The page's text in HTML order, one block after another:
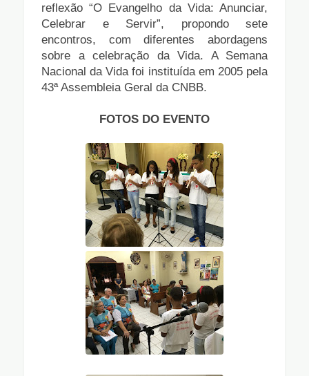
reflexão “O Evangelho da Vida: Anunciar,
Celebrar e Servir”, propondo sete
encontros, com diferentes abordagens
sobre a celebração da Vida. A Semana
Nacional da Vida foi instituída em 2005 pela
43ª Assembleia Geral da CNBB.
FOTOS DO EVENTO